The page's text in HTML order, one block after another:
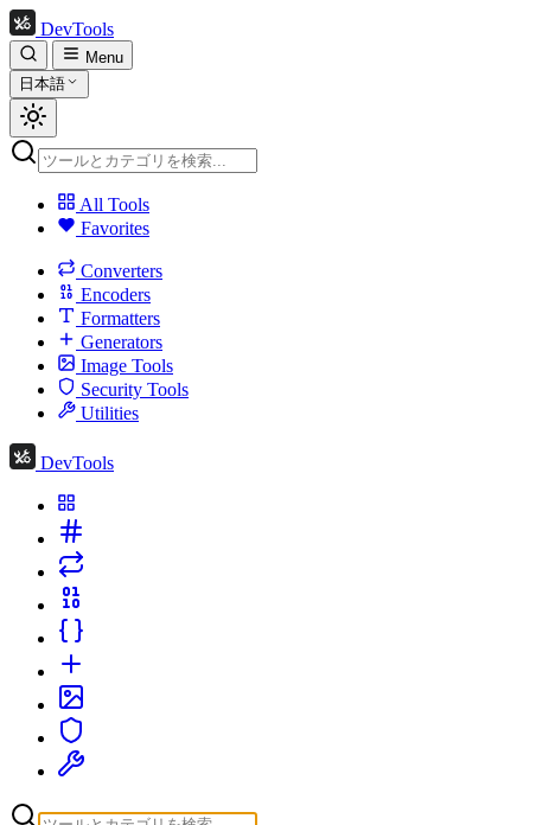
DevTools
Menu
日本語
All Tools
Favorites
Converters
Encoders
Formatters
Generators
Image Tools
Security Tools
Utilities
DevTools